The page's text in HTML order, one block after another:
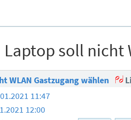
soll nicht
WLAN Gastzugang wählen
11:47
12:00